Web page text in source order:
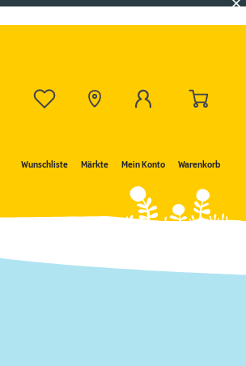
Wunschliste Märkte Mein Konto Warenkorb